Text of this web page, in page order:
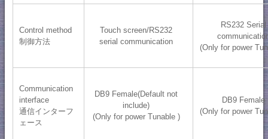
Control method
制御方法
Touch screen/RS232
serial communication
RS232 Serial
(Only for power
Communication
interface
通信インターフ
ェース
DB9 Female(Default not
include)
(Only for power Tunable )
DB9 Female
(Only for power